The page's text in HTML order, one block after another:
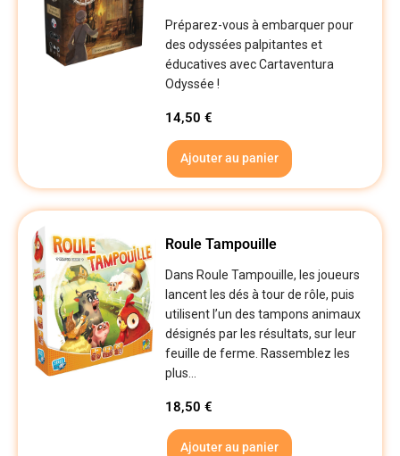
Préparez-vous à embarquer pour
des odyssées palpitantes et
éducatives avec Cartaventura
Odyssée !
14,50€
Ajouter au panier
Roule Tampouille
Dans Roule Tampouille, les joueurs
lancent les dés à tour de rôle, puis
utilisent l’un des tampons animaux
désignés par les résultats, sur leur
feuille de ferme. Rassemblez les
plus...
18,50€
Ajouter au panier